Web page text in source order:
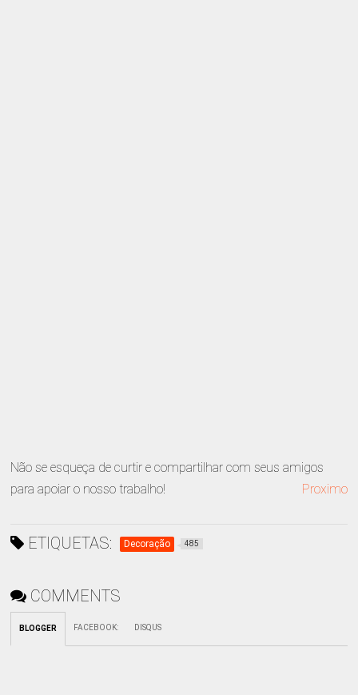
Não se esqueça de curtir e compartilhar com seus amigos
para apoiar o nosso trabalho!
Proximo
ETIQUETAS: Decoração 485
COMMENTS
BLOGGER FACEBOOK: DISQUS